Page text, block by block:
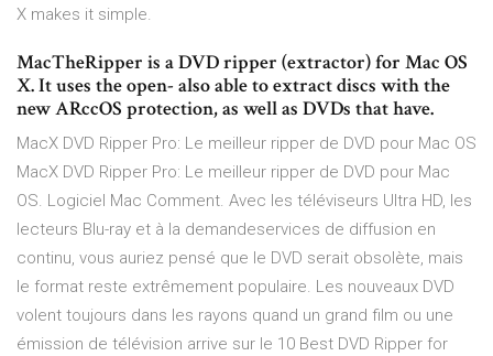
X makes it simple.
MacTheRipper is a DVD ripper (extractor) for Mac OS
X. It uses the open- also able to extract discs with the
new ARccOS protection, as well as DVDs that have.
MacX DVD Ripper Pro: Le meilleur ripper de DVD pour Mac OS
MacX DVD Ripper Pro: Le meilleur ripper de DVD pour Mac
OS. Logiciel Mac Comment. Avec les téléviseurs Ultra HD, les
lecteurs Blu-ray et à la demandeservices de diffusion en
continu, vous auriez pensé que le DVD serait obsolète, mais
le format reste extrêmement populaire. Les nouveaux DVD
volent toujours dans les rayons quand un grand film ou une
émission de télévision arrive sur le 10 Best DVD Ripper for